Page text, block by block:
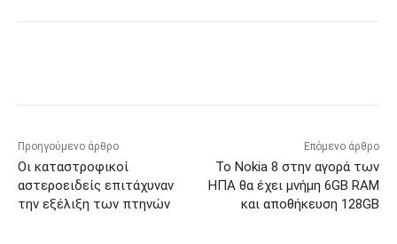
Προηγούμενο άρθρο
Οι καταστροφικοί
αστεροειδείς επιτάχυναν
την εξέλιξη των πτηνών
Επόμενο άρθρο
Το Nokia 8 στην αγορά των
ΗΠΑ θα έχει μνήμη 6GB RAM
και αποθήκευση 128GB